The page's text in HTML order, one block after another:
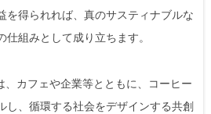
を得られれば、真のサスティナブルな
仕組みとして成り立ちます。
カフェや企業等とともに、コーヒー
し、循環する社会をデザインする共創